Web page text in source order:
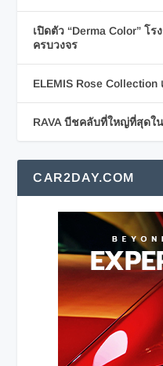
เปิดตัว “Derma Color” โ
ครบวงจร
ELEMIS Rose
RAVA บีชคลับที่ใหญ่ที่สุดใ
CAR2DAY.COM